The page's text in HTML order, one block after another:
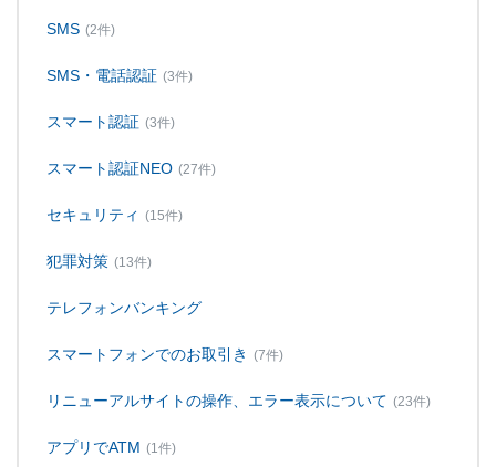
SMS (2件)
SMS・電話認証 (3件)
スマート認証 (3件)
スマート認証NEO (27件)
セキュリティ (15件)
犯罪対策 (13件)
テレフォンバンキング
スマートフォンでのお取引き (7件)
リニューアルサイトの操作、エラー表示について (23件)
アプリでATM (1件)